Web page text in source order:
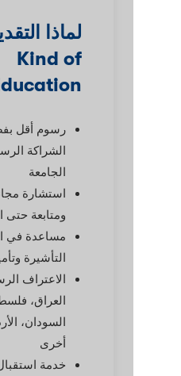
لماذا التقديم عبر
Kind of
Education؟
رسوم أقل بفضل
الشراكة الرسمية مع
استشارة مجانية
ومتابعة حتى القبول
مساعدة في استخراج
التأشيرة وتأمين السكن
الاعتراف الرسمي في
العراق، فلسطين،
السودان، الأردن ودول
خدمة استقبال من